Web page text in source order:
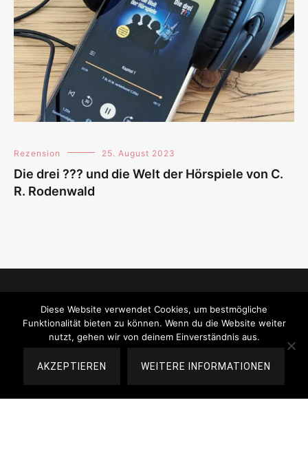
Rezension 25. August 2023
Die drei ??? und die Welt der Hörspiele von C.
R. Rodenwald
Impressum
Datenschutzerklärung
Diese Website verwendet Cookies, um bestmögliche
Funktionalität bieten zu können. Wenn du die Website weiter
nutzt, gehen wir von deinem Einverständnis aus.
AKZEPTIEREN WEITERE INFORMATIONEN